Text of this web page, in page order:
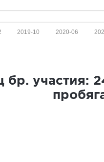
2020-06
2019-10
участия: